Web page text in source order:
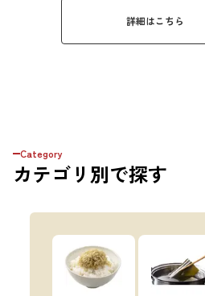
詳細はこちら
Category
カテゴリ 別で探す